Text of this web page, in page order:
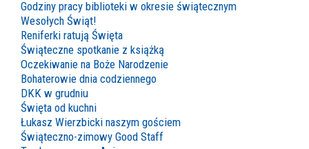
Godziny pracy biblioteki w okresie świątecznym
Wesołych Świąt!
Reniferki ratują Święta
Świąteczne spotkanie z książką
Oczekiwanie na Boże Narodzenie
Bohaterowie dnia codziennego
DKK w grudniu
Święta od kuchni
Łukasz Wierzbicki naszym gościem
Świąteczno-zimowy Good Staff